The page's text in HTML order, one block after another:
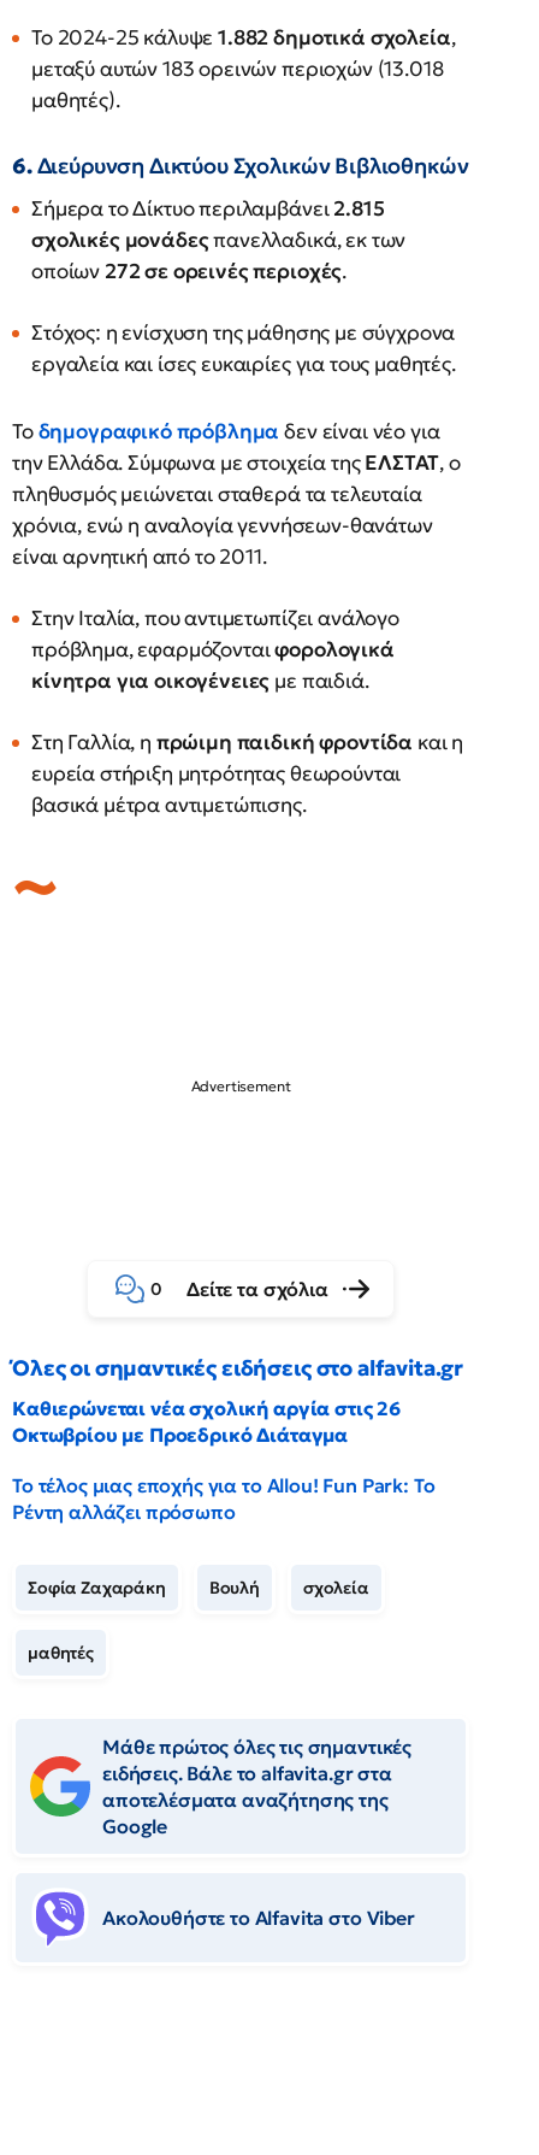
Το 2024-25 κάλυψε1.882 δημοτικά σχολεία,
μεταξύ αυτών 183 ορεινών περιοχών (13.018
μαθητές).
6.Διεύρυνση Δικτύου Σχολικών Βιβλιοθηκών
Σήμερα το Δίκτυο περιλαμβάνει2.815
σχολικές μονάδεςπανελλαδικά, εκ των
οποίων 272 σε ορεινές περιοχές.
Στόχος: η ενίσχυση της μάθησης με σύγχρονα
εργαλεία και ίσες ευκαιρίες για τους μαθητές.
Τοδημογραφικό πρόβλημα δεν είναι νέο για
την Ελλάδα. Σύμφωνα με στοιχεία τηςΕΛΣΤΑΤ, ο
πληθυσμός μειώνεται σταθερά τα τελευταία
χρόνια, ενώ η αναλογία γεννήσεων-θανάτων
είναι αρνητική από το 2011.
Στην Ιταλία, που αντιμετωπίζει ανάλογο
πρόβλημα, εφαρμόζονταιφορολογικά
κίνητρα για οικογένειες με παιδιά.
Στη Γαλλία, η πρώιμη παιδική φροντίδα και η
ευρεία στήριξη μητρότητας θεωρούνται
βασικά μέτρα αντιμετώπισης.
0 Δείτε τα σχόλια
Όλες οι σημαντικές ειδήσεις στο alfavita.gr
Καθιερώνεται νέα σχολική αργία στις 26
Οκτωβρίου με Προεδρικό Διάταγμα
Το τέλος μιας εποχής για το Allou! Fun Park: Το
Ρέντη αλλάζει πρόσωπο
Σοφία Ζαχαράκη Βουλή σχολεία
μαθητές
Μάθε πρώτος όλες τις σημαντικές
ειδήσεις. Βάλε το alfavita.gr στα
αποτελέσματα αναζήτησης της
Google
Ακολουθήστε το Αlfavita στο Viber